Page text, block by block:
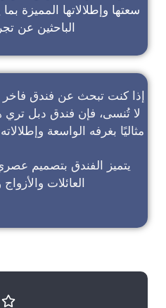
سعتها وإطلالاتها المميزة
الباحثين عن
إذا كنت تبحث عن فندق
لا تُنسى، فإن فندق دبل تري
مثاليًا بغرفه الواسعة
يتميز الفندق بتصميم
العائلات